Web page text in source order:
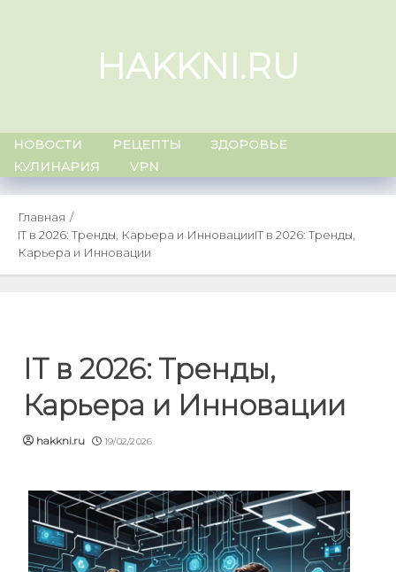
HAKKNI.RU
НОВОСТИ РЕЦЕПТЫ
ЗДОРОВЬЕ
КУЛИНАРИЯ
VPN
Главная
IT в 2026: Тренды, Карьера и ИнновацииIT в 2026: Тренды,
Карьера и Инновации
IT в 2026: Тренды,
Карьера и Инновации
hakkni.ru 19/02/2026